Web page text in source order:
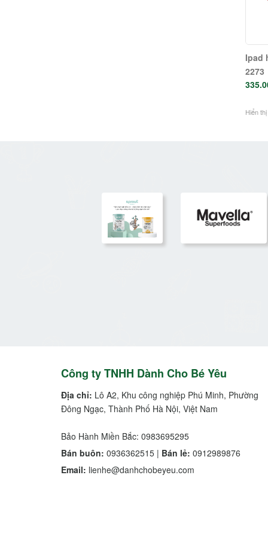
Ipad
2273
Hiển
Công ty TNHH Dành Cho Bé Yêu
Địa chỉ: Lô A2, Khu công nghiệp Phú Minh, Phường
Đông Ngạc, Thành Phố Hà Nội, Việt Nam
Bảo Hành Miền Bắc: 0983695295
Bán buôn: 0936362515 | Bán lẻ: 0912989876
Email: lienhe@danhchobeyeu.com